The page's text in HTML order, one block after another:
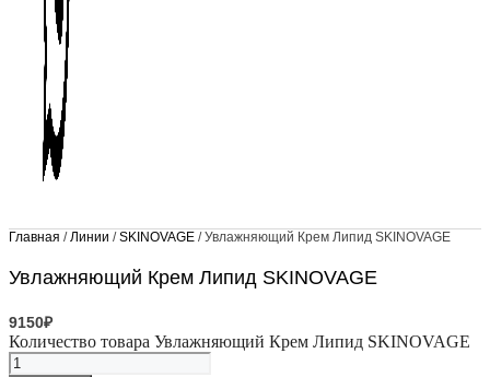
Главная /Линии /SKINOVAGE / Увлажняющий Крем Липид SKINOVAGE
Увлажняющий Крем Липид SKINOVAGE
9150₽
Количество товара Увлажняющий Крем Липид SKINOVAGE